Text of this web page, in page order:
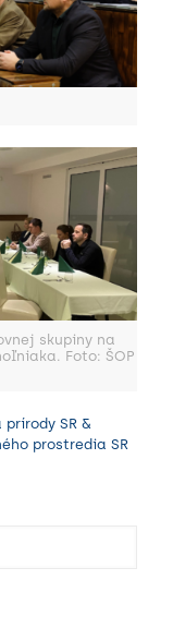
skupiny na
Foto: ŠOP
SR &
prostredia SR